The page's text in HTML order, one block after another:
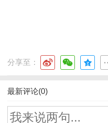
分享至：
最新评论(0)